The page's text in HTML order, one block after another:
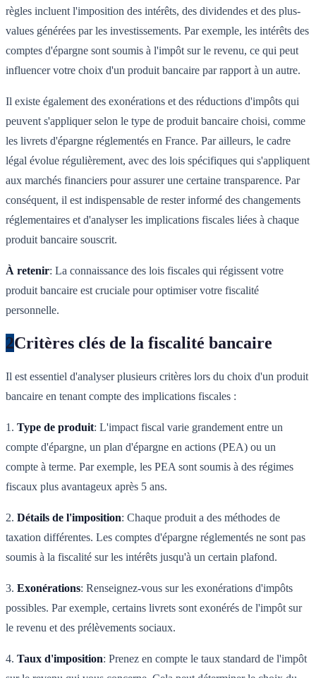
règles incluent l'imposition des intérêts, des dividendes et des plus-
values générées par les investissements. Par exemple, les intérêts des
comptes d'épargne sont soumis à l'impôt sur le revenu, ce qui peut
influencer votre choix d'un produit bancaire par rapport à un autre.
Il existe également des exonérations et des réductions d'impôts qui
peuvent s'appliquer selon le type de produit bancaire choisi, comme
les livrets d'épargne réglementés en France. Par ailleurs, le cadre
légal évolue régulièrement, avec des lois spécifiques qui s'appliquent
aux marchés financiers pour assurer une certaine transparence. Par
conséquent, il est indispensable de rester informé des changements
réglementaires et d'analyser les implications fiscales liées à chaque
produit bancaire souscrit.
À retenir: La connaissance des lois fiscales qui régissent votre
produit bancaire est cruciale pour optimiser votre fiscalité
personnelle.
2Critères clés de la fiscalité bancaire
Il est essentiel d'analyser plusieurs critères lors du choix d'un produit
bancaire en tenant compte des implications fiscales :
1. Type de produit: L'impact fiscal varie grandement entre un
compte d'épargne, un plan d'épargne en actions (PEA) ou un
compte à terme. Par exemple, les PEA sont soumis à des régimes
fiscaux plus avantageux après 5 ans.
2. Détails de l'imposition: Chaque produit a des méthodes de
taxation différentes. Les comptes d'épargne réglementés ne sont pas
soumis à la fiscalité sur les intérêts jusqu'à un certain plafond.
3. Exonérations: Renseignez-vous sur les exonérations d'impôts
possibles. Par exemple, certains livrets sont exonérés de l'impôt sur
le revenu et des prélèvements sociaux.
4. Taux d'imposition: Prenez en compte le taux standard de l'impôt